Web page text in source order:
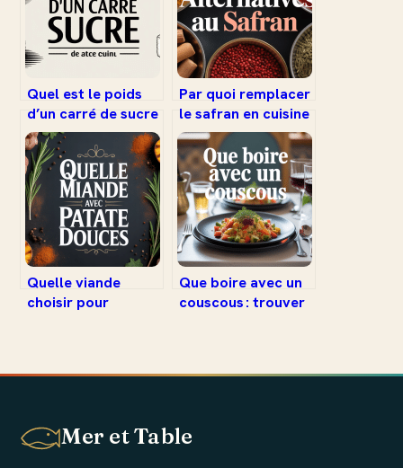
Quel est le poids
d’un carré de sucre
et pourquoi le
connaître est utile
Par quoi remplacer
le safran en cuisine
: alternatives et
astuces
Quelle viande
choisir pour
Que boire avec un
couscous : trouver
Mer et Table